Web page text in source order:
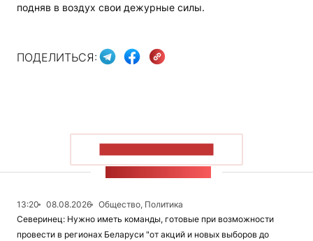
подняв в воздух свои дежурные силы.
ПОДЕЛИТЬСЯ:
13:20 08.08.2026
Общество, Политика
Северинец: Нужно иметь команды, готовые при возможности
провести в регионах Беларуси "от акций и новых выборов до